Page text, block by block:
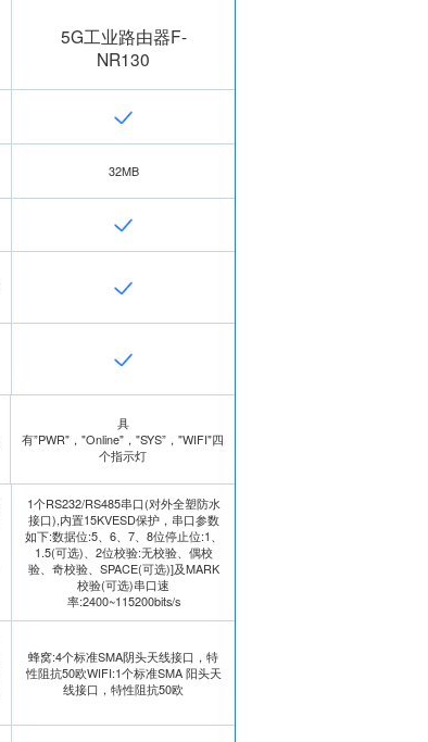
5G工业路由器F-
NR130
32MB
具
有”PWR"，"Online"，"SYS”，"WIFI"四
个指示灯
1个RS232/RS485串口(对外全塑防水
接口),内置15KVESD保护，串口参数
如下:数据位:5、6、7、8位停止位:1、
1.5(可选)、2位校验:无校验、偶校
验、奇校验、SPACE(可选)]及MARK
校验(可选)串口速
率:2400~115200bits/s
蜂窝:4个标准SMA阴头天线接口，特
性阻抗50欧WIFI:1个标准SMA 阳头天
线接口，特性阻抗50欧